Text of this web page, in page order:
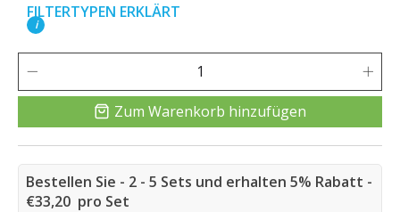
FILTERTYPEN ERKLÄRT
i
Zum Warenkorb hinzufügen
Bestellen Sie - 2 - 5 Sets und erhalten 5% Rabatt -
€33,20 pro Set